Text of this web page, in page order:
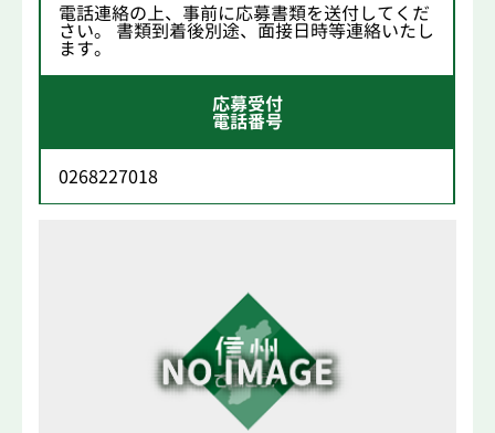
電話連絡の上、事前に応募書類を送付してくだ
さい。 書類到着後別途、面接日時等連絡いたし
ます。
応募受付
電話番号
0268227018